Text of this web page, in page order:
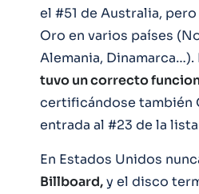
el #51 de Australia,
Oro en varios países
Alemania, Dinamarca…).
tuvo un correcto
certificándose también
entrada al #23 de la
En Estados Unidos
Billboard,y el disco